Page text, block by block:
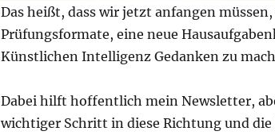
Das heißt, dass wir jetzt anfangen
Prüfungsformate, eine neue
Künstlichen Intelligenz Gedanken zu
Dabei hilft hoffentlich mein Newsletter,
wichtiger Schritt in diese Richtung und